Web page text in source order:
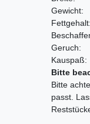
Gewicht:
Fettgehalt:
Geruch:
Kauspaß:
Bitte
Bitte
passt.